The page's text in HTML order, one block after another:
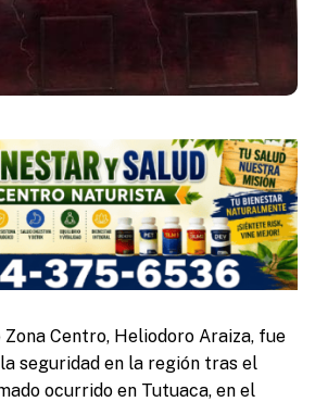
Centro, Heliodoro Araiza, fue
seguridad en la región tras el
ocurrido en Tutuaca, en el